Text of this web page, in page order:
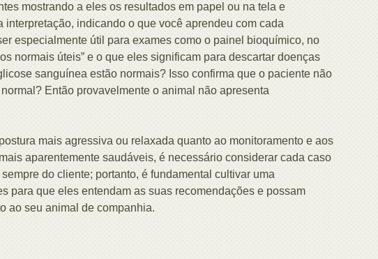
mostrando a eles os resultados em papel ou na tela e
indicando o que você aprendeu com cada
especialmente útil para exames como o painel bioquímico, no
normais úteis” e o que eles significam para descartar doenças
sanguínea estão normais? Isso confirma que o paciente não
Então provavelmente o animal não apresenta
mais agressiva ou relaxada quanto ao monitoramento e aos
aparentemente saudáveis, é necessário considerar cada caso
do cliente; portanto, é fundamental cultivar uma
para que eles entendam as suas recomendações e possam
ao seu animal de companhia.